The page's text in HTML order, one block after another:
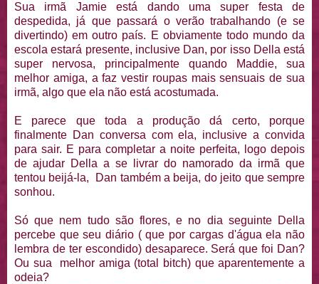
Sua irmã Jamie está dando uma super festa de
despedida, já que passará o verão trabalhando (e se
divertindo) em outro país. E obviamente todo mundo da
escola estará presente, inclusive Dan, por isso Della está
super nervosa, principalmente quando Maddie, sua
melhor amiga, a faz vestir roupas mais sensuais de sua
irmã, algo que ela não está acostumada.
E parece que toda a produção dá certo, porque
finalmente Dan conversa com ela, inclusive a convida
para sair. E para completar a noite perfeita, logo depois
de ajudar Della a se livrar do namorado da irmã que
tentou beijá-la, Dan também a beija, do jeito que sempre
sonhou.
Só que nem tudo são flores, e no dia seguinte Della
percebe que seu diário ( que por cargas d'água ela não
lembra de ter escondido) desaparece. Será que foi Dan?
Ou sua melhor amiga (total bitch) que aparentemente a
odeia?